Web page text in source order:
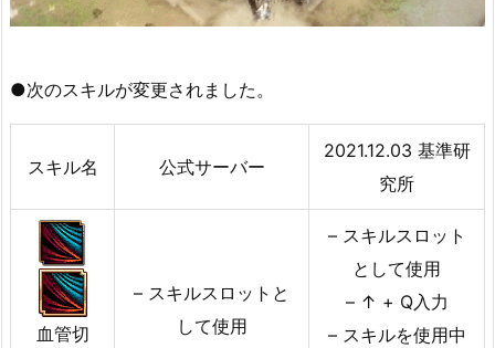
●次のスキルが変更されました。
スキル名 公式サーバー
2021.12.03 基準研
究所
血管切
– スキルスロットと
して使用
– スキルスロット
として使用
– ↑ + Q入力
– スキルを使用中